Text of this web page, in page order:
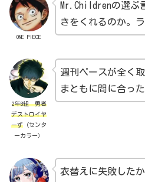
ONE PIECE
Mr.Childrenの選ぶ
きをくれるのか。
2年B組 勇者
デストロイヤ
ーず （センタ
ーカラー）
週刊ペースが全く
まともに間に合っ
衣替えに失敗した